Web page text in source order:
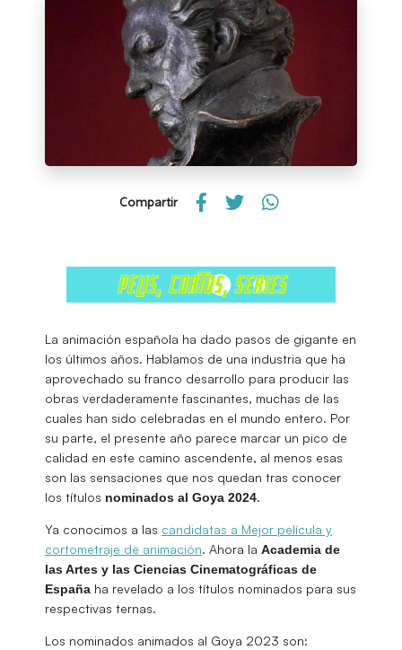
Compartir
La animación española ha dado pasos de gigante en
los últimos años. Hablamos de una industria que ha
aprovechado su franco desarrollo para producir las
obras verdaderamente fascinantes, muchas de las
cuales han sido celebradas en el mundo entero. Por
su parte, el presente año parece marcar un pico de
calidad en este camino ascendente, al menos esas
son las sensaciones que nos quedan tras conocer
los títulos nominados al Goya 2024.
Ya conocimos a las candidatas a Mejor película y
cortometraje de animación. Ahora la Academia de
las Artes y las Ciencias Cinematográficas de
España ha revelado a los títulos nominados para sus
respectivas ternas.
Los nominados animados al Goya 2023 son: